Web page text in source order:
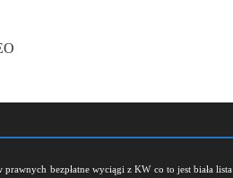
prawnych bezpłatne wyciągi z KW co to jest biała lista